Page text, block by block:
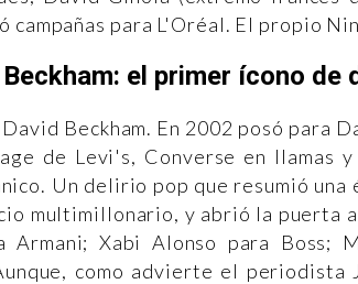
campañas para L'Oréal. El propio
Beckham: el primer ícono de
Beckham. En 2002 posó para
de Levi's, Converse en llamas
Un delirio pop que resumió una
multimillonario, y abrió la puerta
Armani; Xabi Alonso para Boss;
como advierte el